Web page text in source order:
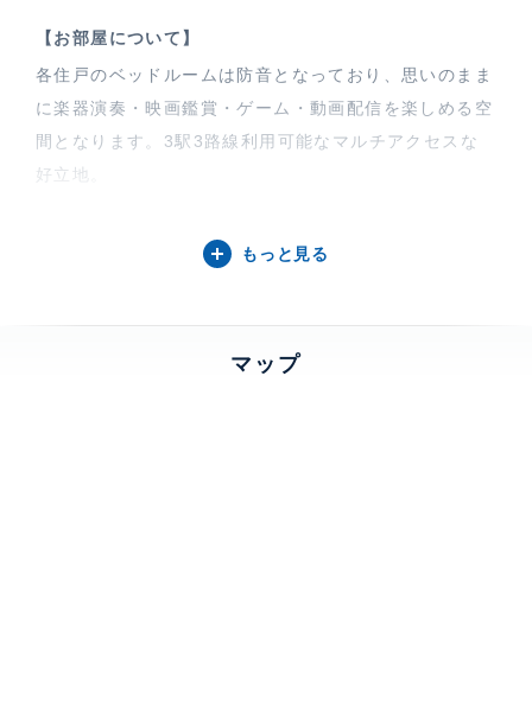
【お部屋について】
各住戸のベッドルームは防音となっており、思いのまま
に楽器演奏・映画鑑賞・ゲーム・動画配信を楽しめる空
間となります。3駅3路線利用可能なマルチアクセスな
好立地。
【フィシオ飯田橋について】
スと都市機能が充実した、OnもOffも利便性を享受でき
もっと見る
マップ